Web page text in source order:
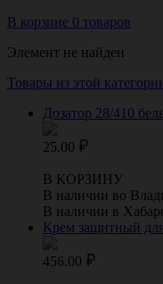
В корзине 0 товаров
Элемент не найден
Товары из этой
Дозатор 28/410
25.00
В КОРЗИНУ
В наличии во
В наличии в
Крем защитный
456.00